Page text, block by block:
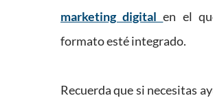
marketing digitalen el
formato esté integrado.
Recuerda que si necesitas